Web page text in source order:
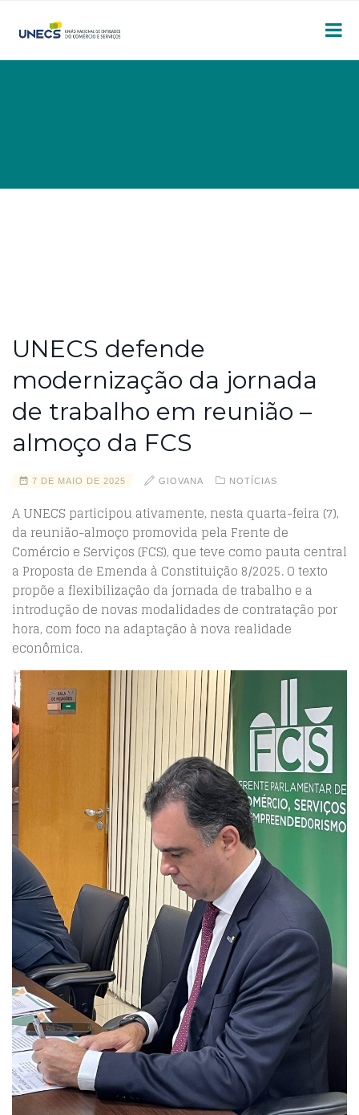
UNECS defende
modernização da jornada
de trabalho em reunião –
almoço da FCS
7 DE MAIO DE 2025 GIOVANA NOTÍCIAS
A UNECS participou ativamente, nesta quarta-feira (7),
da reunião-almoço promovida pela Frente de
Comércio e Serviços (FCS), que teve como pauta central
a Proposta de Emenda à Constituição 8/2025. O texto
propõe a flexibilização da jornada de trabalho e a
introdução de novas modalidades de contratação por
hora, com foco na adaptação à nova realidade
econômica.